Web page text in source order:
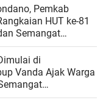
Pemkab
HUT ke-81
Semangat
di
Vanda Ajak Warga